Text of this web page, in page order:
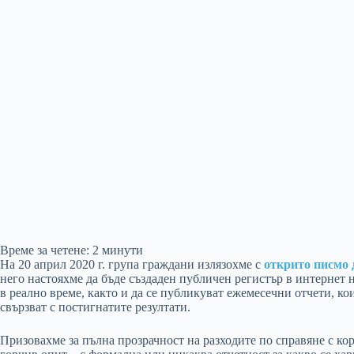
Време за четене: 2 минути
На 20 април 2020 г. група граждани излязохме с открито писмо
него настояхме да бъде създаден публичен регистър в
в реално време, както и да се публикуват ежемесечни отчети,
свързват с постигнатите резултати.
Призовахме за пълна прозрачност на разходите по справяне с